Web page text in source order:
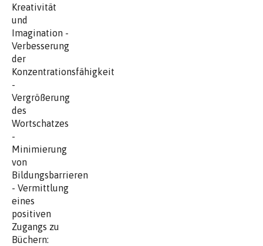
Kreativität
und
Imagination -
Verbesserung
der
Konzentrationsfähigkeit
-
Vergrößerung
des
Wortschatzes
-
Minimierung
von
Bildungsbarrieren
- Vermittlung
eines
positiven
Zugangs zu
Büchern: